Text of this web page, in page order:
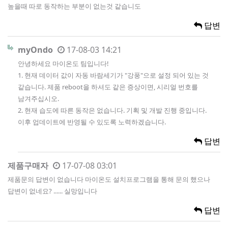
높을때 따로 동작하는 부분이 없는것 같습니도
답변
myOndo 17-08-03 14:21
안녕하세요 마이온도 팀입니다!
1. 현재 데이터 값이 자동 바람세기가 "강풍"으로 설정 되어 있는 것
같습니다. 제품 reboot을 하셔도 같은 증상이면, 시리얼 번호를
남겨주십시오.
2. 현재 습도에 따른 동작은 없습니다. 기획 및 개발 진행 중입니다.
이후 업데이트에 반영될 수 있도록 노력하겠습니다.
답변
제품구매자 17-07-08 03:01
제품문의 답변이 없습니다 마이온도 설치프로그램을 통해 문의 했으나
답변이 없네요? ...... 실망입니다
답변